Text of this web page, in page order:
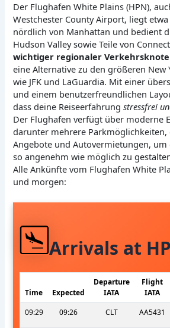
Der Flughafen White Plains (HPN),
Westchester County Airport, liegt
nördlich von Manhattan und bedient
Hudson Valley sowie Teile von
wichtiger regionaler
eine Alternative zu den größeren New
wie JFK und LaGuardia. Mit einer
und einem benutzerfreundlichen
dass deine Reiseerfahrungstressfrei
Der Flughafen verfügt über moderne
darunter mehrere
Angebote und Autovermietungen,
so angenehm wie möglich zu
Alle Ankünfte vom Flughafen White
und morgen:
Arrivals at
Time Expected
Departure
IATA
Flight
IATA
09:29
09:26 CLT AA5431